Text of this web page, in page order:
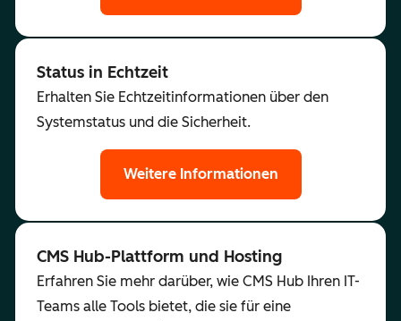
Status in Echtzeit
Erhalten Sie Echtzeitinformationen über den
Systemstatus und die Sicherheit.
Weitere Informationen
CMS Hub-Plattform und Hosting
Erfahren Sie mehr darüber, wie CMS Hub Ihren IT-
Teams alle Tools bietet, die sie für eine